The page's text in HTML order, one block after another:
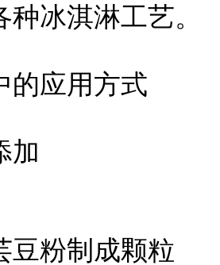
冰淇淋工艺。
的应用方式
加
豆粉制成颗粒